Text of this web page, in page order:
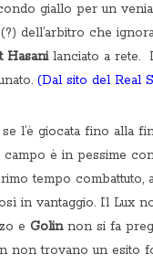
giallo per un
dell’arbitro che
Hasanilanciato a rete.
(Dal sito del Real
l’è giocata fino alla
è in pessime
tempo combattuto,
in vantaggio. Il Lux
e Golinnon si fa
non trovano un esito